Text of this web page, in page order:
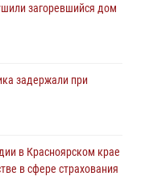
загоревшийся дом
задержали при
в Красноярском крае
в сфере страхования